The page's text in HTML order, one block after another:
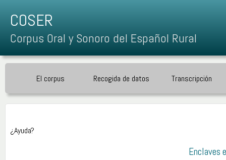
COSER
Corpus Oral y Sonoro del Español Rural
El corpus Recogida de datos Transcripción
¿Ayuda?
Enclaves